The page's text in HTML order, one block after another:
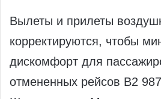
Вылеты и прилеты
корректируются, чтобы
дискомфорт для
отмененных рейсов B2